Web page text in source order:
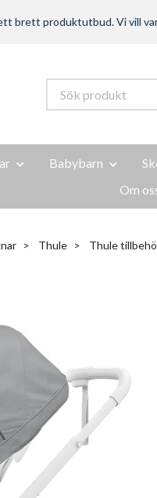
brett produktutbud. Vi vill
Babybarn
Om
Thule Thule